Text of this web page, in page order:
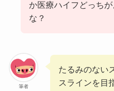
か医療ハイフどっち
な？
筆者
たるみのない
スラインを目